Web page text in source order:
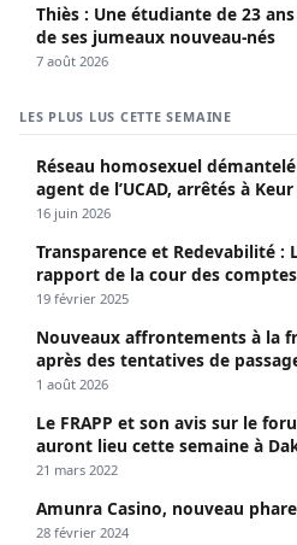
Thiès : Une étudiante de 23
de ses jumeaux nouveau-nés
7 août 2026
LES PLUS LUS CETTE SEMAINE
Réseau homosexuel
agent de l’UCAD, arrêtés à
propagé le VIH depuis 2018
16 juin 2026
Transparence et Redevabilité :
rapport de la cour des comptes
19 février 2025
Nouveaux affrontements à la
après des tentatives de
1 août 2026
Le FRAPP et son avis sur le
auront lieu cette semaine à
21 mars 2022
Amunra Casino, nouveau
28 février 2024